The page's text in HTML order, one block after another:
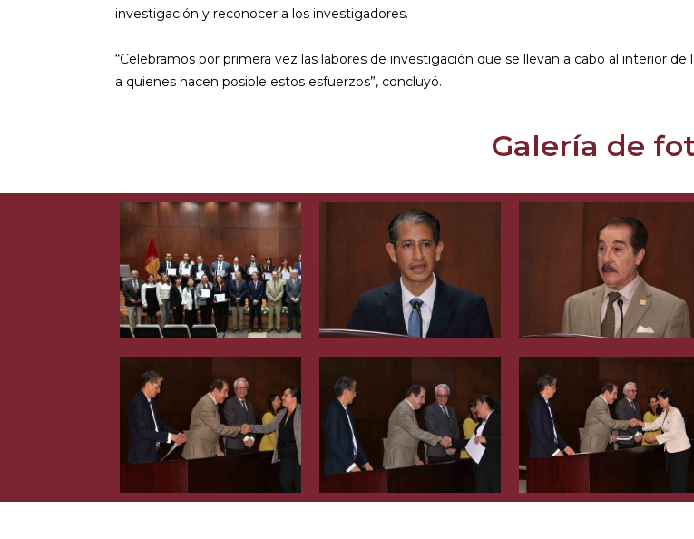
investigación y reconocer a los investigadores.
“Celebramos por primera vez las labores de investigación que se llevan a cabo al interior
a quienes hacen posible estos esfuerzos”, concluyó.
Galería de